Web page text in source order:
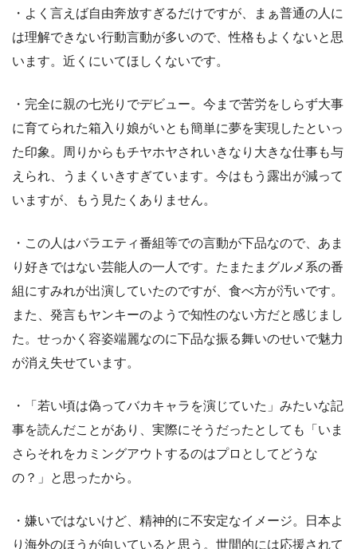
・よく言えば自由奔放すぎるだけですが、まぁ普通の人に
は理解できない行動言動が多いので、性格もよくないと思
います。近くにいてほしくないです。
・完全に親の七光りでデビュー。今まで苦労をしらず大事
に育てられた箱入り娘がいとも簡単に夢を実現したといっ
た印象。周りからもチヤホヤされいきなり大きな仕事も与
えられ、うまくいきすぎています。今はもう露出が減って
いますが、もう見たくありません。
・この人はバラエティ番組等での言動が下品なので、あま
り好きではない芸能人の一人です。たまたまグルメ系の番
組にすみれが出演していたのですが、食べ方が汚いです。
また、発言もヤンキーのようで知性のない方だと感じまし
た。せっかく容姿端麗なのに下品な振る舞いのせいで魅力
が消え失せています。
・「若い頃は偽ってバカキャラを演じていた」みたいな記
事を読んだことがあり、実際にそうだったとしても「いま
さらそれをカミングアウトするのはプロとしてどうな
の？」と思ったから。
・嫌いではないけど、精神的に不安定なイメージ。日本よ
り海外のほうが向いていると思う。世間的には応援されて